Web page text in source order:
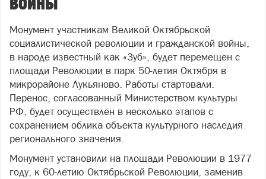
Монумент участникам Великой Октябрьской
социалистической революции и гражданской войны,
в народе известный как «Зуб», будет перемещен с
площади Революции в парк 50-летия Октября в
микрорайоне Лукьяново. Работы стартовали.
Перенос, согласованный Министерством культуры
РФ, будет осуществлён в несколько этапов с
сохранением облика объекта культурного наследия
регионального значения.
Монумент установили на площади Революции в 1977
году, к 60-летию Октябрьской Революции, заменив